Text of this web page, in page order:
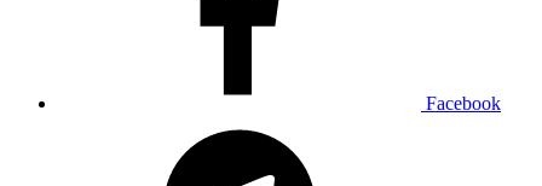
Facebook